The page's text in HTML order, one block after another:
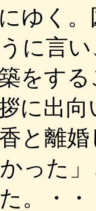
ゆく
に言
をす
に出
と離
った
。・